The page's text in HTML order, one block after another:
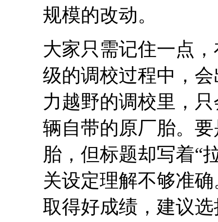
规模的改动。
大家只需记住一点
级的调校过程中，
力越野的调校里，
辆自带的原厂胎。
胎，但标题却写着“
关设定理解不够准
取得好成绩，建议